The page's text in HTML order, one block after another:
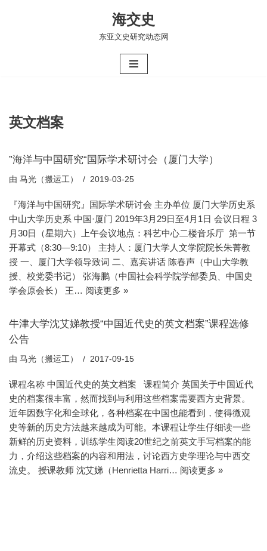
海交史
东亚文史研究动态网
英文档案
”海洋与中国研究“国际学术研讨会（厦门大学）
由 马光（搬运工） 2019-03-25
『海洋与中国研究』国际学术研讨会 主办单位 厦门大学历史系
中山大学历史系 中国·厦门 2019年3月29日至4月1日 会议日程 3
月30日（星期六）上午会议地点：科艺中心二楼音乐厅 第一节
开幕式（8:30—9:10） 主持人：厦门大学人文学院院长朱菁教
授 一、厦门大学领导致词 二、嘉宾讲话 陈春声（中山大学教
授、校党委书记） 张海鹏（中国社会科学院学部委员、中国史
学会原会长） 王… 阅读更多 »
牛津大学沈艾娣教授“中国近代史的英文档案”课程选修
公告
由 马光（搬运工） 2017-09-15
课程名称 中国近代史的英文档案 课程简介 英国关于中国近代
史的档案很丰富，然而找到与利用这些档案需要西方史背景。
近年因数字化和全球化，各种档案在中国也能看到，使得微观
史等新的历史方法越来越成为可能。本课程让学生仔细读一些
新鲜的历史资料，训练学生阅读20世纪之前英文手写档案的能
力，介绍这些档案的内容和用法，讨论西方史学理论与中西交
流史。 授课教师 沈艾娣（Henrietta Harri… 阅读更多 »